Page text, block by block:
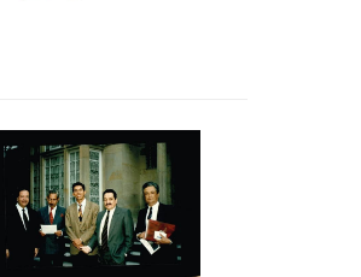
Familia Linares entre
otros directivos e
invitados.